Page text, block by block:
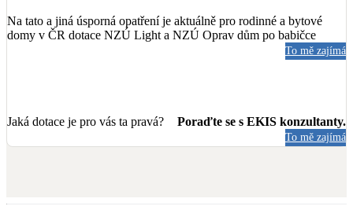
Na tato a jiná úsporná opatření je aktuálně pro rodinné a bytové
domy v ČR dotace NZÚ Light a NZÚ Oprav dům po babičce
To mě zajímá
Jaká dotace je pro vás ta pravá? Poraďte se s EKIS konzultanty.
To mě zajímá